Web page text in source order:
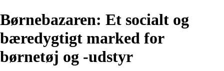
Børnebazaren: Et socialt og
bæredygtigt marked for
børnetøj og -udstyr